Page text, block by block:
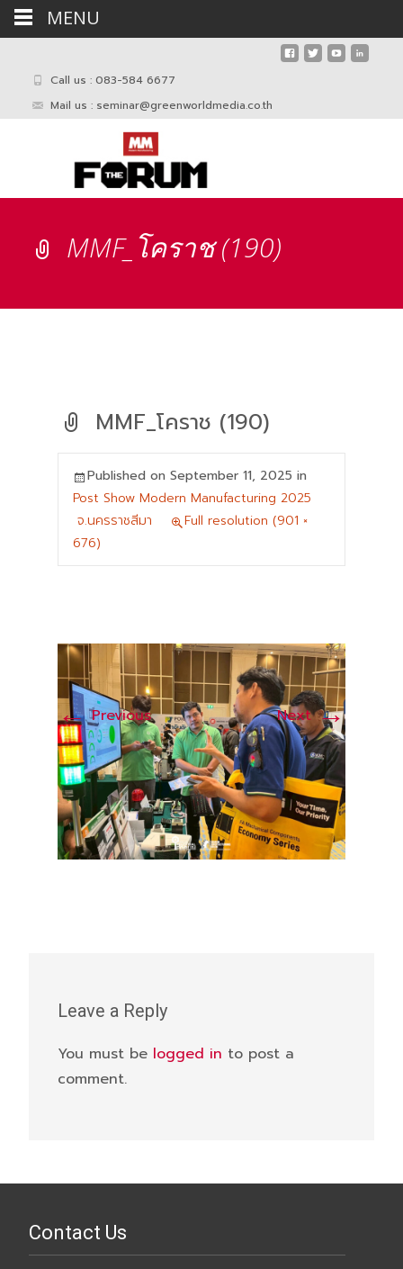
Call us : 083-584 6677
Mail us : seminar@greenworldmedia.co.th
MMF_โคราช (190)
MMF_โคราช (190)
Published on September 11, 2025 in
Post Show Modern Manufacturing 2025
จ.นครราชสีมา
Full resolution (901 ×
676)
←Previous Next→
Leave a Reply
You must be logged in to post a
comment.
Contact Us
MENU